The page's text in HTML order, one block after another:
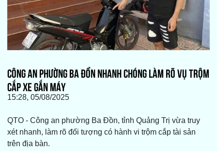
CÔNG AN PHƯỜNG BA ĐỒN NHANH CHÓNG LÀM RÕ VỤ TRỘM
CẮP XE GẮN MÁY
15:28, 05/08/2025
QTO - Công an phường Ba Đồn, tỉnh Quảng Trị vừa truy
xét nhanh, làm rõ đối tượng có hành vi trộm cắp tài sản
trên địa bàn.